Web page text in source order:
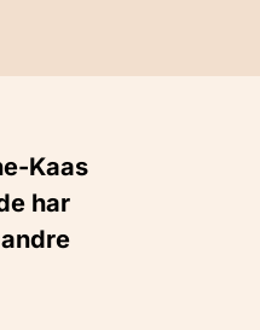
Kaas
har